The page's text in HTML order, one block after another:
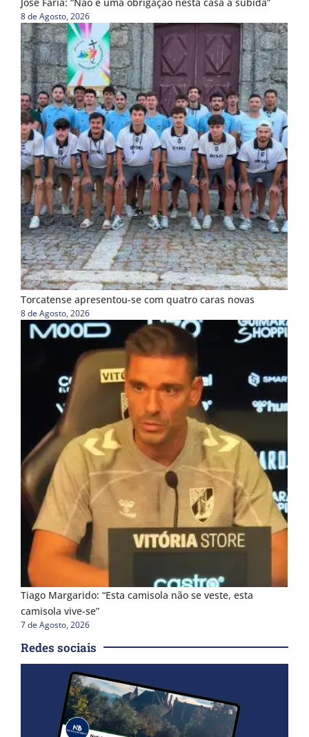
8 de Agosto, 2026
Torcatense apresentou-se com quatro caras novas
8 de Agosto, 2026
Tiago Margarido: “Esta camisola não se veste, esta
camisola vive-se”
7 de Agosto, 2026
Redes sociais